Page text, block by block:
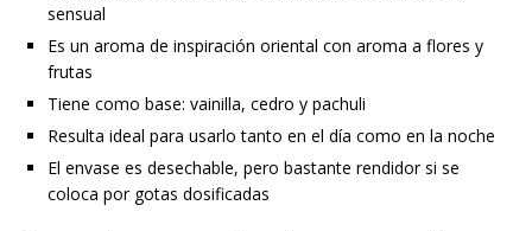
sensual
Es un aroma de inspiración oriental con aroma a flores y
frutas
Tiene como base: vainilla, cedro y pachuli
Resulta ideal para usarlo tanto en el día como en la noche
El envase es desechable, pero bastante rendidor si se
coloca por gotas dosificadas